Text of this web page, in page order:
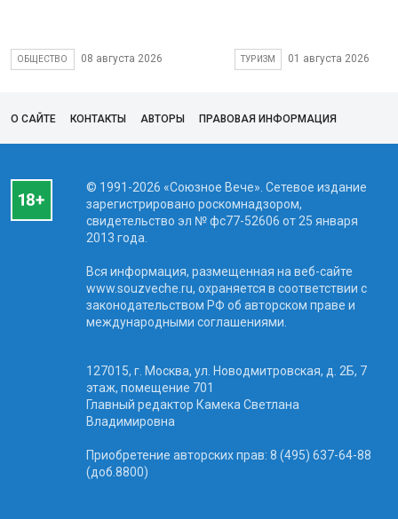
ОБЩЕСТВО 08 августа 2026 ТУРИЗМ 01 августа 2026
О САЙТЕ КОНТАКТЫ АВТОРЫ ПРАВОВАЯ ИНФОРМАЦИЯ
© 1991-2026 «Союзное Вече». Сетевое издание
зарегистрировано роскомнадзором,
свидетельство эл № фc77-52606 от 25 января
2013 года.
Вся информация, размещенная на веб-сайте
www.souzveche.ru, охраняется в соответствии с
законодательством РФ об авторском праве и
международными соглашениями.
127015, г. Москва, ул. Новодмитровская, д. 2Б, 7
этаж, помещение 701
Главный редактор Камека Светлана
Владимировна
Приобретение авторских прав: 8 (495) 637-64-88
(доб.8800)